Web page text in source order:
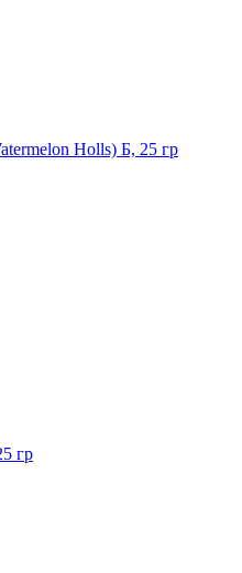
Holls) Б, 25 гр
гр